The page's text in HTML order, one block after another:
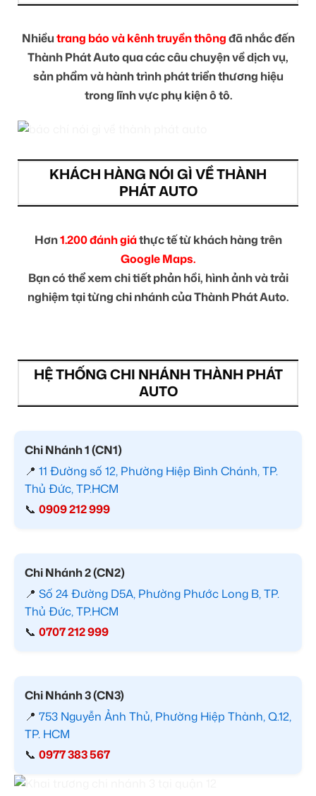
Nhiềutrang báo và kênh truyền thôngđã nhắc đến
Thành Phát Auto qua các câu chuyện về dịch vụ,
sản phẩm và hành trình phát triển thương hiệu
trong lĩnh vực phụ kiện ô tô.
KHÁCH HÀNG NÓI GÌ VỀ THÀNH
PHÁT AUTO
Hơn1.200 đánh giáthực tế từ khách hàng trên
Google Maps.
Bạn có thể xem chi tiết phản hồi, hình ảnh và trải
nghiệm tại từng chi nhánh của Thành Phát Auto.
HỆ THỐNG CHI NHÁNH THÀNH PHÁT
AUTO
Chi Nhánh 1 (CN1)
📍 11 Đường số 12, Phường Hiệp Bình Chánh, TP.
Thủ Đức, TP.HCM
📞 0909 212 999
Chi Nhánh 2 (CN2)
📍 Số 24 Đường D5A, Phường Phước Long B, TP.
Thủ Đức, TP.HCM
📞 0707 212 999
Chi Nhánh 3 (CN3)
📍 753 Nguyễn Ảnh Thủ, Phường Hiệp Thành, Q.12,
TP. HCM
📞 0977 383 567